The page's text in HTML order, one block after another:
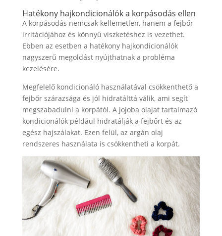
Hatékony hajkondicionálók a korpásodás ellen
A korpásodás nemcsak kellemetlen, hanem a fejbőr
irritációjához és könnyű viszketéshez is vezethet.
Ebben az esetben a hatékony hajkondicionálók
nagyszerű megoldást nyújthatnak a probléma
kezelésére.
Megfelelő kondicionáló használatával csökkenthető a
fejbőr szárazsága és jól hidratálttá válik, ami segít
megszabadulni a korpától. A jojoba olajat tartalmazó
kondicionálók például hidratálják a fejbőrt és az
egész hajszálakat. Ezen felül, az argán olaj
rendszeres használata is csökkentheti a korpát.